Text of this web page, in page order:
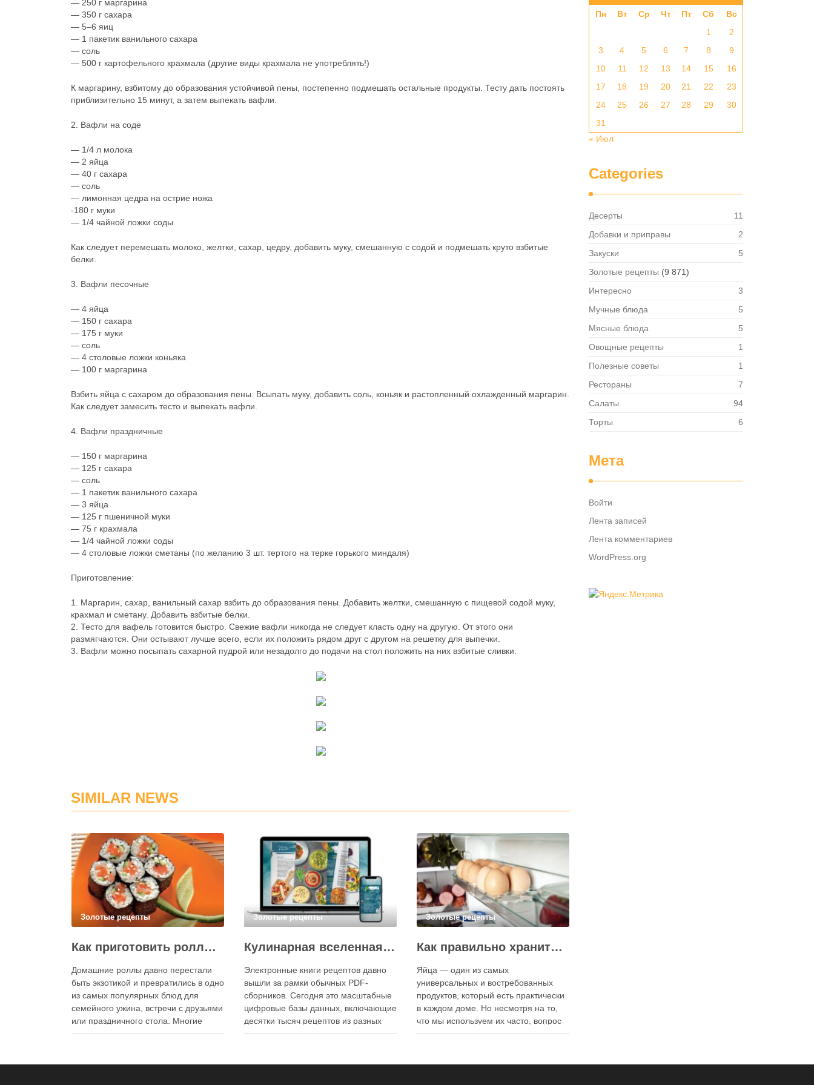
— 250 г маргарина
— 350 г сахара
— 5–6 яиц
— 1 пакетик ванильного сахара
— соль
— 500 г картофельного крахмала (другие виды крахмала не употреблять!)
К маргарину, взбитому до образования устойчивой пены, постепенно подмешать остальные продукты. Тесту дать постоять
приблизительно 15 минут, а затем выпекать вафли.
2. Вафли на соде
— 1/4 л молока
— 2 яйца
— 40 г сахара
— соль
— лимонная цедра на острие ножа
-180 г муки
— 1/4 чайной ложки соды
Как следует перемешать молоко, желтки, сахар, цедру, добавить муку, смешанную с содой и подмешать круто взбитые
белки.
3. Вафли песочные
— 4 яйца
— 150 г сахара
— 175 г муки
— соль
— 4 столовые ложки коньяка
— 100 г маргарина
Взбить яйца с сахаром до образования пены. Всыпать муку, добавить соль, коньяк и растопленный охлажденный маргарин.
Как следует замесить тесто и выпекать вафли.
4. Вафли праздничные
— 150 г маргарина
— 125 г сахара
— соль
— 1 пакетик ванильного сахара
— 3 яйца
— 125 г пшеничной муки
— 75 г крахмала
— 1/4 чайной ложки соды
— 4 столовые ложки сметаны (по желанию 3 шт. тертого на терке горького миндаля)
Приготовление:
1. Маргарин, сахар, ванильный сахар взбить до образования пены. Добавить желтки, смешанную с пищевой содой муку,
крахмал и сметану. Добавить взбитые белки.
2. Тесто для вафель готовится быстро. Свежие вафли никогда не следует класть одну на другую. От этого они
размягчаются. Они остывают лучше всего, если их положить рядом друг с другом на решетку для выпечки.
3. Вафли можно посыпать сахарной пудрой или незадолго до подачи на стол положить на них взбитые сливки.
SIMILAR NEWS
Золотые рецепты
Как приготовить роллы в домашних условиях?
Домашние роллы давно перестали
быть экзотикой и превратились в одно
из самых популярных блюд для
семейного ужина, встречи с друзьями
или праздничного стола. Многие
считают, что приготовление японских
Золотые рецепты
Кулинарная вселенная в цифре: топ-3 самых больших электронных книг рецептов
Электронные книги рецептов давно
вышли за рамки обычных PDF-
сборников. Сегодня это масштабные
цифровые базы данных, включающие
десятки тысяч рецептов из разных
стран мира, с подробными
Золотые рецепты
Как правильно хранить яйца: в холодильнике или на полке?
Яйца — один из самых
универсальных и востребованных
продуктов, который есть практически
в каждом доме. Но несмотря на то,
что мы используем их часто, вопрос
хранения остаётся актуальным: где
Пн Вт Ср Чт Пт Сб
Вс
1
2
3
4 5 6 7 8
9
10
11 12 13 14 15
16
17
18 19 20 21 22
23
24
25 26 27 28 29
30
31
« Июл
Categories
Десерты
11
Добавки и приправы
2
Закуски
5
Золотые рецепты (9 871)
Интересно
3
Мучные блюда
5
Мясные блюда
5
Овощные рецепты
1
Полезные советы
1
Рестораны
7
Салаты
94
Торты
6
Мета
Войти
Лента записей
Лента комментариев
WordPress.org